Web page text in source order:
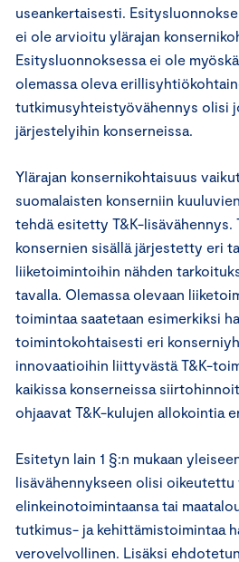
useankertaisesti.
ei ole arvioitu ylärajan
Esitysluonnoksessa ei ole
olemassa oleva
tutkimusyhteistyövähennys olisi
järjestelyihin konserneissa.
Ylärajan konsernikohtaisuus
suomalaisten konserniin
tehdä esitetty T&K-lisävähennys.
konsernien sisällä järjestetty eri
liiketoimintoihin nähden
tavalla. Olemassa olevaan
toimintaa saatetaan esimerkiksi
toimintokohtaisesti eri
innovaatioihin liittyvästä T&K-
kaikissa konserneissa
ohjaavat T&K-kulujen allokointia
Esitetyn lain 1 §:n mukaan
lisävähennykseen olisi oikeutettu
elinkeinotoimintaansa tai
tutkimus- ja kehittämistoimintaa
verovelvollinen. Lisäksi